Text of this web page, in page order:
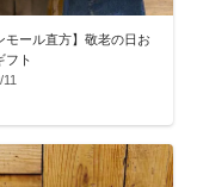
モール直方】敬老の日お
フト